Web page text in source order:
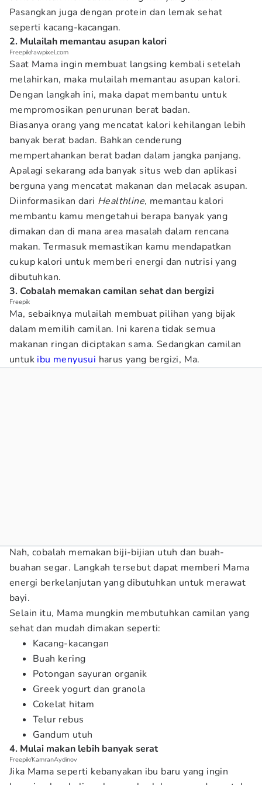
Pasangkan juga dengan protein dan lemak sehat
seperti kacang-kacangan.
2. Mulailah memantau asupan kalori
Freepik/rawpixel.com
Saat Mama ingin membuat langsing kembali setelah
melahirkan, maka mulailah memantau asupan kalori.
Dengan langkah ini, maka dapat membantu untuk
mempromosikan penurunan berat badan.
Biasanya orang yang mencatat kalori kehilangan lebih
banyak berat badan. Bahkan cenderung
mempertahankan berat badan dalam jangka panjang.
Apalagi sekarang ada banyak situs web dan aplikasi
berguna yang mencatat makanan dan melacak asupan.
Diinformasikan dari Healthline, memantau kalori
membantu kamu mengetahui berapa banyak yang
dimakan dan di mana area masalah dalam rencana
makan. Termasuk memastikan kamu mendapatkan
cukup kalori untuk memberi energi dan nutrisi yang
dibutuhkan.
3. Cobalah memakan camilan sehat dan bergizi
Freepik
Ma, sebaiknya mulailah membuat pilihan yang bijak
dalam memilih camilan. Ini karena tidak semua
makanan ringan diciptakan sama. Sedangkan camilan
untuk ibu menyusui harus yang bergizi, Ma.
Nah, cobalah memakan biji-bijian utuh dan buah-
buahan segar. Langkah tersebut dapat memberi Mama
energi berkelanjutan yang dibutuhkan untuk merawat
bayi.
Selain itu, Mama mungkin membutuhkan camilan yang
sehat dan mudah dimakan seperti:
Kacang-kacangan
Buah kering
Potongan sayuran organik
Greek yogurt dan granola
Cokelat hitam
Telur rebus
Gandum utuh
4. Mulai makan lebih banyak serat
Freepik/KamranAydinov
Jika Mama seperti kebanyakan ibu baru yang ingin